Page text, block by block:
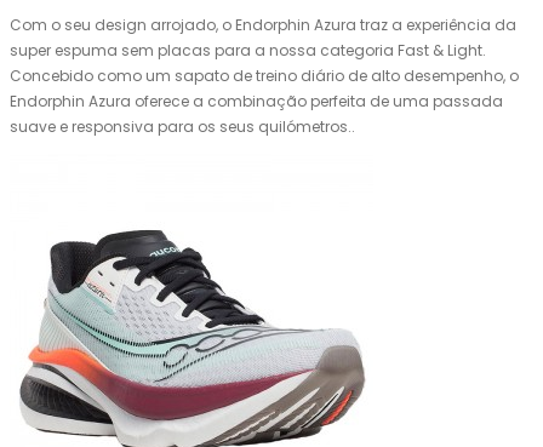
Com o seu design arrojado, o Endorphin Azura traz a experiência da
super espuma sem placas para a nossa categoria Fast & Light.
Concebido como um sapato de treino diário de alto desempenho, o
Endorphin Azura oferece a combinação perfeita de uma passada
suave e responsiva para os seus quilómetros..